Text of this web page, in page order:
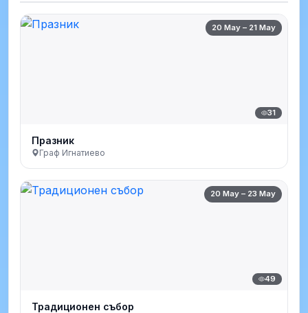
20 May – 21 May
31
Празник
Граф Игнатиево
20 May – 23 May
49
Традиционен събор